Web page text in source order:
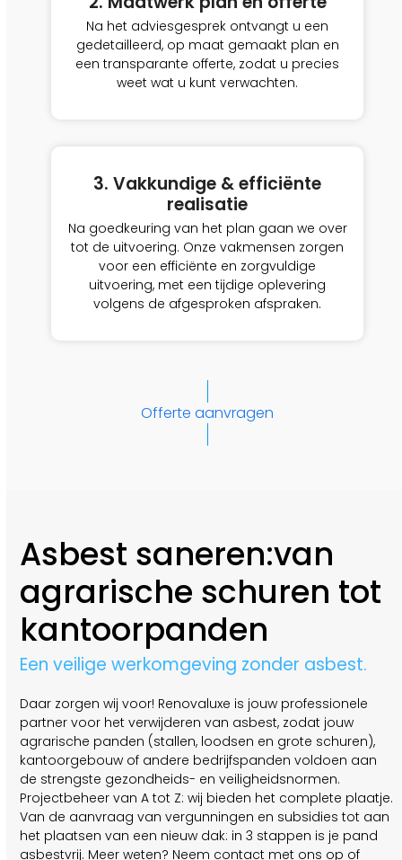
Na het adviesgesprek ontvangt u een
gedetailleerd, op maat gemaakt plan en
een transparante offerte, zodat u precies
weet wat u kunt verwachten.
3. Vakkundige & efficiënte
realisatie
Na goedkeuring van het plan gaan we over
tot de uitvoering. Onze vakmensen zorgen
voor een efficiënte en zorgvuldige
uitvoering, met een tijdige oplevering
volgens de afgesproken afspraken.
Offerte aanvragen
Asbest saneren:van
agrarische schuren tot
kantoorpanden
Een veilige werkomgeving zonder asbest.
Daar zorgen wij voor! Renovaluxe is jouw professionele
partner voor het verwijderen van asbest, zodat jouw
agrarische panden (stallen, loodsen en grote schuren),
kantoorgebouw of andere bedrijfspanden voldoen aan
de strengste gezondheids- en veiligheidsnormen.
Projectbeheer van A tot Z: wij bieden het complete plaatje.
Van de aanvraag van vergunningen en subsidies tot aan
het plaatsen van een nieuw dak: in 3 stappen is je pand
asbestvrij. Meer weten? Neem contact met ons op of